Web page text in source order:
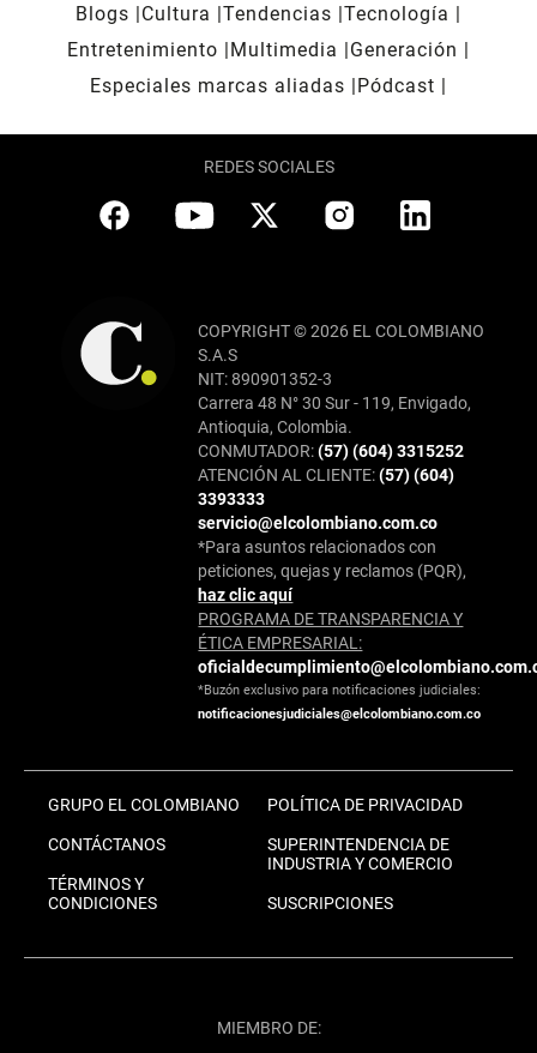
Blogs
Cultura Tendencias Tecnología
Entretenimiento
Multimedia
Generación
Especiales marcas aliadas
Pódcast
REDES SOCIALES
COPYRIGHT © 2026 EL COLOMBIANO
S.A.S
NIT: 890901352-3
Carrera 48 N° 30 Sur - 119, Envigado,
Antioquia, Colombia.
CONMUTADOR:(57) (604) 3315252
ATENCIÓN AL CLIENTE:(57) (604)
3393333
servicio@elcolombiano.com.co
*Para asuntos relacionados con
peticiones, quejas y reclamos (PQR),
haz clic aquí
PROGRAMA DE TRANSPARENCIA Y
ÉTICA EMPRESARIAL:
*Buzón exclusivo para notificaciones judiciales:
notificacionesjudiciales@elcolombiano.com.co
GRUPO EL COLOMBIANO
CONTÁCTANOS
TÉRMINOS Y
CONDICIONES
POLÍTICA DE PRIVACIDAD
SUPERINTENDENCIA DE
INDUSTRIA Y COMERCIO
SUSCRIPCIONES
MIEMBRO DE: